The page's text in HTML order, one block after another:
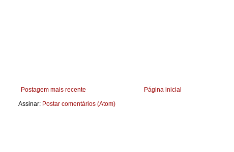
Postagem mais recente
Página inicial
Assinar: Postar comentários (Atom)